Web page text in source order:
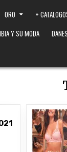
ORO +
Y SU MODA